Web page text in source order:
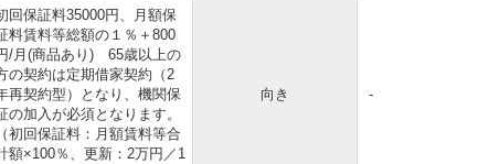
回保証料35000円、月額保
料賃料等総額の１％＋800
/月(商品あり) 65歳以上の
の契約は定期借家契約（2
再契約型）となり、機関保
の加入が必須となります。
（初回保証料：月額賃料等合
額×100％、更新：2万円／1
向き -